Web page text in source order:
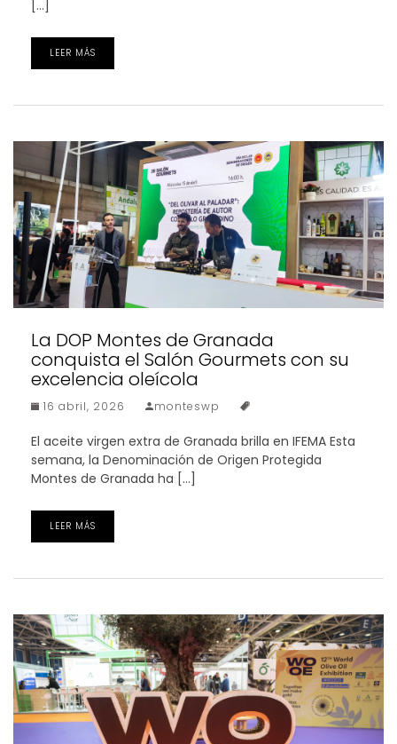
[…]
LEER MÁS
La DOP Montes de Granada
conquista el Salón Gourmets con su
excelencia oleícola
16 abril, 2026 monteswp
El aceite virgen extra de Granada brilla en IFEMA Esta
semana, la Denominación de Origen Protegida
Montes de Granada ha […]
LEER MÁS